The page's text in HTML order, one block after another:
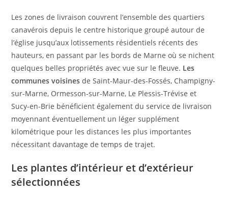
Les zones de livraison couvrent l’ensemble des quartiers
canavérois depuis le centre historique groupé autour de
l’église jusqu’aux lotissements résidentiels récents des
hauteurs, en passant par les bords de Marne où se nichent
quelques belles propriétés avec vue sur le fleuve. Les
communes voisines de Saint-Maur-des-Fossés, Champigny-
sur-Marne, Ormesson-sur-Marne, Le Plessis-Trévise et
Sucy-en-Brie bénéficient également du service de livraison
moyennant éventuellement un léger supplément
kilométrique pour les distances les plus importantes
nécessitant davantage de temps de trajet.
Les plantes d’intérieur et d’extérieur
sélectionnées